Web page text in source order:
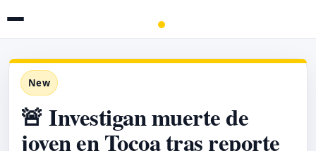
New
🚨 Investigan muerte de
joven en Tocoa tras reporte